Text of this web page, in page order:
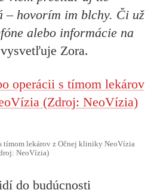
– hovorím im blchy. Či už
alebo informácie na
vysvetľuje Zora.
tímom lekárov z Očnej kliniky NeoVízia
NeoVízia)
do budúcnosti